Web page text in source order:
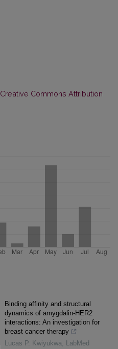
Creative Commons Attribution
Binding affinity and structural
dynamics of amygdalin-HER2
interactions: An investigation for
breast cancer therapy
Lucas P. Kwiyukwa, LabMed